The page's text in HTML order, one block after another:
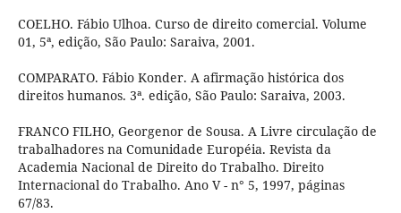
COELHO. Fábio Ulhoa. Curso de direito comercial. Volume
01, 5ª, edição, São Paulo: Saraiva, 2001.
COMPARATO. Fábio Konder. A afirmação histórica dos
direitos humanos. 3ª. edição, São Paulo: Saraiva, 2003.
FRANCO FILHO, Georgenor de Sousa. A Livre circulação de
trabalhadores na Comunidade Européia. Revista da
Academia Nacional de Direito do Trabalho. Direito
Internacional do Trabalho. Ano V - n° 5, 1997, páginas
67/83.